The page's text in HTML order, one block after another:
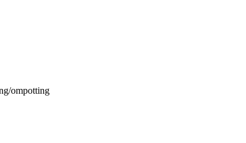
ompotting